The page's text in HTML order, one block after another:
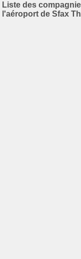
Liste des
l'aéroport de Sfax